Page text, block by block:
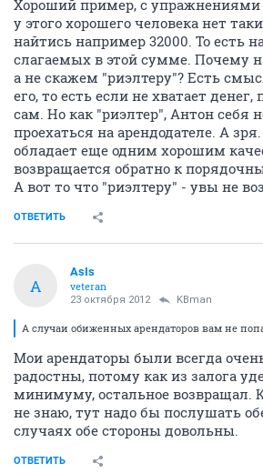
Хороший пример, с упражнениями
у этого хорошего человека нет
найтись например 32000. То есть
слагаемых в этой сумме. Почему
а не скажем "риэлтеру"? Есть
его, то есть если не хватает денег,
сам. Но как "риэлтер", Антон себя
проехаться на арендодателе. А
обладает еще одним хорошим
возвращается обратно к
А вот то что "риэлтеру" - увы не
ОТВЕТИТЬ
A
AsIs
veteran
23 октября 2012 KBman
А случаи обиженных арендаторов вам не
Мои арендаторы были всегда
радостны, потому как из залога
минимуму, остальное возвращал.
не знаю, тут надо бы послушать
случаях обе стороны довольны.
ОТВЕТИТЬ